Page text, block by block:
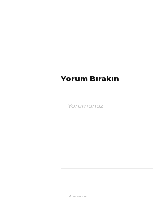
Yorum Bırakın